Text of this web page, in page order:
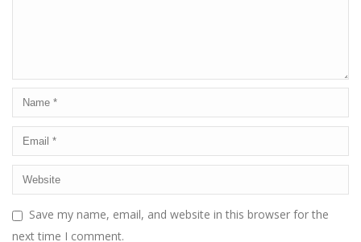
Save my name, email, and website in this browser for the
next time I comment.